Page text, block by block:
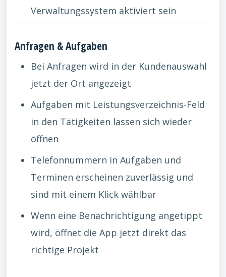
Verwaltungssystem aktiviert sein
Anfragen & Aufgaben
Bei Anfragen wird in der Kundenauswahl
jetzt der Ort angezeigt
Aufgaben mit Leistungsverzeichnis-Feld
in den Tätigkeiten lassen sich wieder
öffnen
Telefonnummern in Aufgaben und
Terminen erscheinen zuverlässig und
sind mit einem Klick wählbar
Wenn eine Benachrichtigung angetippt
wird, öffnet die App jetzt direkt das
richtige Projekt